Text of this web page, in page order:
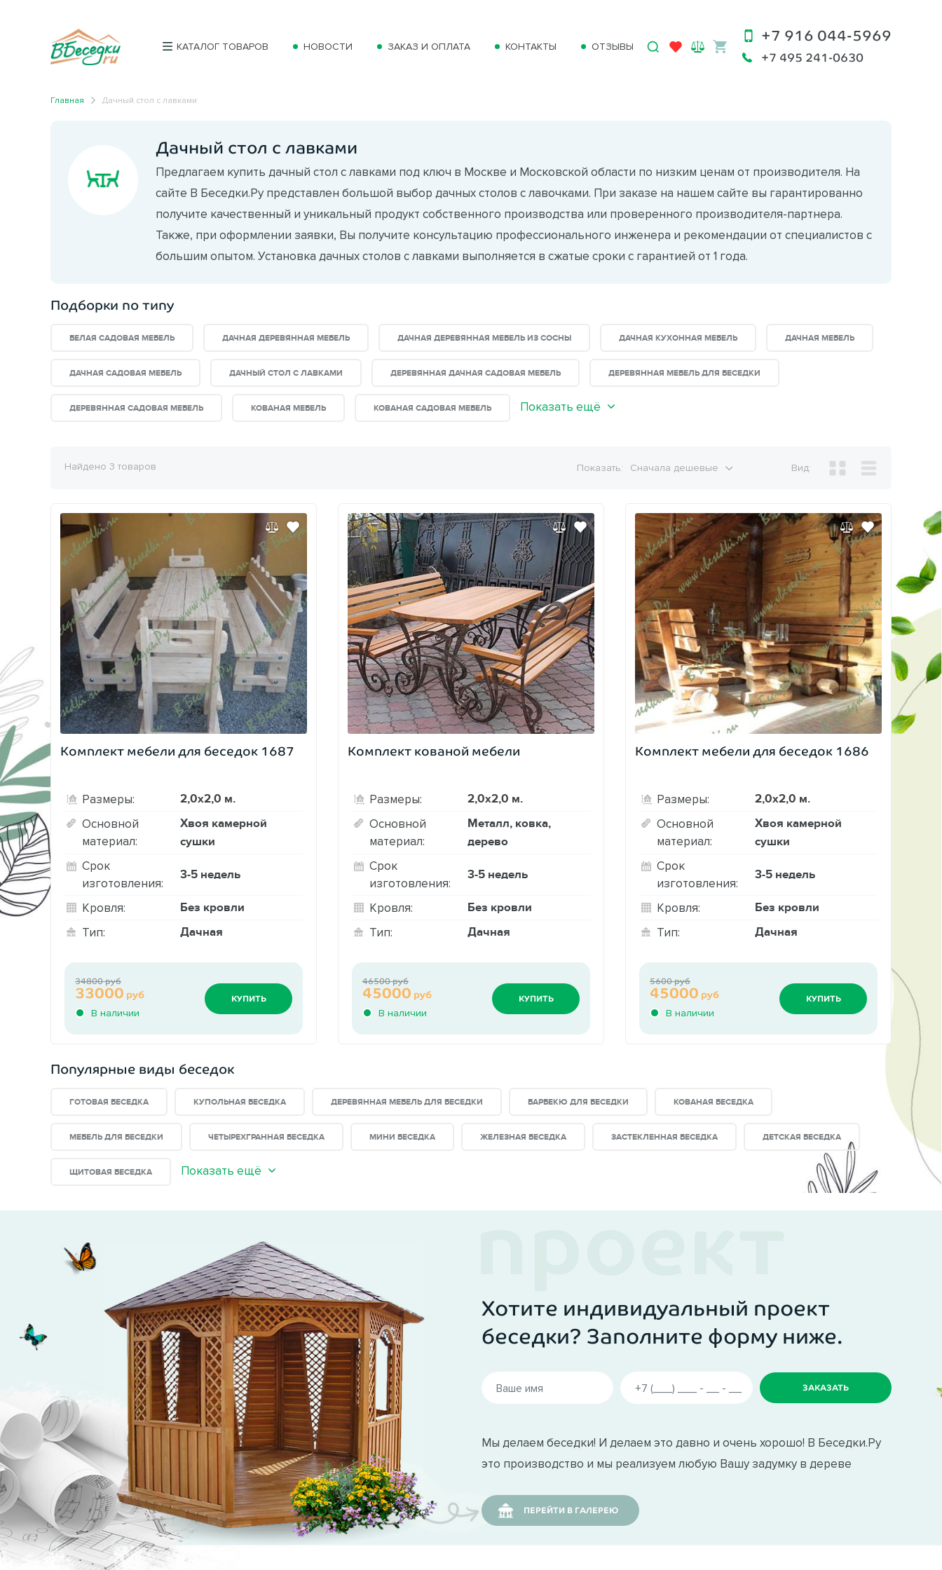
КАТАЛОГ ТОВАРОВ НОВОСТИ ЗАКАЗ И ОПЛАТА КОНТАКТЫ ОТЗЫВЫ
+7 916 044-5969
+7 495 241-0630
Главная Дачный стол с лавками
Дачный стол с лавками
Предлагаем купить дачный стол с лавками под ключ в Москве и Московской области по низким ценам от производителя. На
сайте В Беседки.Ру представлен большой выбор дачных столов с лавочками. При заказе на нашем сайте вы гарантированно
получите качественный и уникальный продукт собственного производства или проверенного производителя-партнера.
Также, при оформлении заявки, Вы получите консультацию профессионального инженера и рекомендации от специалистов с
большим опытом. Установка дачных столов с лавками выполняется в сжатые сроки с гарантией от 1 года.
Подборки по типу
БЕЛАЯ САДОВАЯ МЕБЕЛЬ ДАЧНАЯ ДЕРЕВЯННАЯ МЕБЕЛЬ ДАЧНАЯ ДЕРЕВЯННАЯ МЕБЕЛЬ ИЗ СОСНЫ ДАЧНАЯ КУХОННАЯ МЕБЕЛЬ ДАЧНАЯ МЕБЕЛЬ
ДАЧНАЯ САДОВАЯ МЕБЕЛЬ ДАЧНЫЙ СТОЛ С ЛАВКАМИ ДЕРЕВЯННАЯ ДАЧНАЯ САДОВАЯ МЕБЕЛЬ ДЕРЕВЯННАЯ МЕБЕЛЬ ДЛЯ БЕСЕДКИ
ДЕРЕВЯННАЯ САДОВАЯ МЕБЕЛЬ КОВАНАЯ МЕБЕЛЬ КОВАНАЯ САДОВАЯ МЕБЕЛЬ Показать ещё
Найдено 3 товаров Показать: Сначала дешевые Вид:
Комплект мебели для беседок 1687
Размеры: 2,0х2,0 м.
Основной
материал:
Хвоя камерной
сушки
Срок
изготовления:
3-5 недель
Кровля: Без кровли
Тип: Дачная
В наличии
33000 руб
34800 руб
КУПИТЬ
Комплект кованой мебели
Размеры: 2,0х2,0 м.
Основной
материал:
Металл, ковка,
дерево
Срок
изготовления:
3-5 недель
Кровля: Без кровли
Тип: Дачная
В наличии
45000 руб
46500 руб
КУПИТЬ
Комплект мебели для беседок 1686
Размеры: 2,0х2,0 м.
Основной
материал:
Хвоя камерной
сушки
Срок
изготовления:
3-5 недель
Кровля: Без кровли
Тип: Дачная
В наличии
45000 руб
5600 руб
КУПИТЬ
Популярные виды беседок
ГОТОВАЯ БЕСЕДКА КУПОЛЬНАЯ БЕСЕДКА ДЕРЕВЯННАЯ МЕБЕЛЬ ДЛЯ БЕСЕДКИ БАРБЕКЮ ДЛЯ БЕСЕДКИ КОВАНАЯ БЕСЕДКА
МЕБЕЛЬ ДЛЯ БЕСЕДКИ ЧЕТЫРЕХГРАННАЯ БЕСЕДКА МИНИ БЕСЕДКА ЖЕЛЕЗНАЯ БЕСЕДКА ЗАСТЕКЛЕННАЯ БЕСЕДКА ДЕТСКАЯ БЕСЕДКА
ЩИТОВАЯ БЕСЕДКА Показать ещё
Хотите индивидуальный проект
беседки? Заполните форму ниже.
Мы делаем беседки! И делаем это давно и очень хорошо! В Беседки.Ру
это производство и мы реализуем любую Вашу задумку в дереве
ПЕРЕЙТИ В ГАЛЕРЕЮ